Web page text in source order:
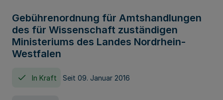
Gebührenordnung für Amtshandlungen
des für Wissenschaft zuständigen
Ministeriums des Landes Nordrhein-
Westfalen
In Kraft Seit 09. Januar 2016